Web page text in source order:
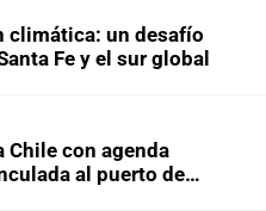
climática: un desafío
Fe y el sur global
Chile con agenda
al puerto de